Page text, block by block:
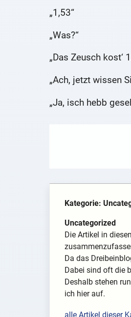
„1,53“
„Was?“
„Das Zeusch kost‘
„Ach, jetzt wissen
„Ja, isch hebb
Kategorie:
Uncategorized
Die Artikel in
Da das
Dabei sind oft die
Deshalb stehen
ich hier auf.
alle Artikel dieser